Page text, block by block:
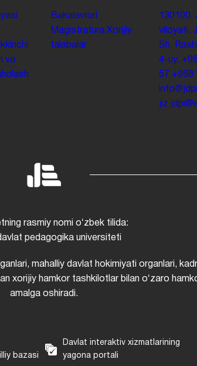
Ikkinchi
va
Bakalavriat
Magistratura Xorijiy
talabalar
130100.
viloyati,
Sh.
4-uy.
57 +998
rasmiy nomi oʻzbek tilida:
pedagogika universiteti
mahalliy davlat hokimiyati organlari,
xorijiy hamkor tashkilotlar bilan oʻzaro
amalga oshiradi.
bazasi
Davlat interaktiv xizmatlarining
yagona portali